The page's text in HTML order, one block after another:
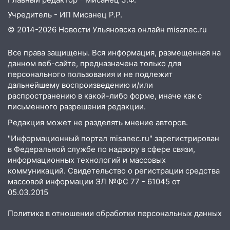
поддержать «Симбирскую чебурашку»
на фестивале «ФормАРТ»
пилотным регионом проекта
«Культурное долголетие»
17:23 Прогноз погоды в Ульяновской
области на 8 августа
17:16 В реанимацию Ульяновской
областной больницы поступили шесть
16:51 В Чердаклинском районе
ремонтируют дороги, ставят остановки
и проводят новое освещение
16:35 В Ульяновске установили ещё
мусора
Учредитель - ИП Мисанец Р.Р.
© 2014-2026 Новости Ульяновска онлайн misanec.ru
Все права защищены. Вся информация, размещенная на
данном веб-сайте, предназначена только для
персонального пользования и не подлежит
дальнейшему воспроизведению и/или
распространению в какой-либо форме, иначе как с
письменного разрешения редакции.
Редакция может не разделять мнение авторов.
"Информационный портал misanec.ru" зарегистрирован
в Федеральной службе по надзору в сфере связи,
информационных технологий и массовых
коммуникаций. Свидетельство о регистрации средства
массовой информации ЭЛ №ФС 77 - 61045 от
05.03.2015
Политика в отношении обработки персональных данных